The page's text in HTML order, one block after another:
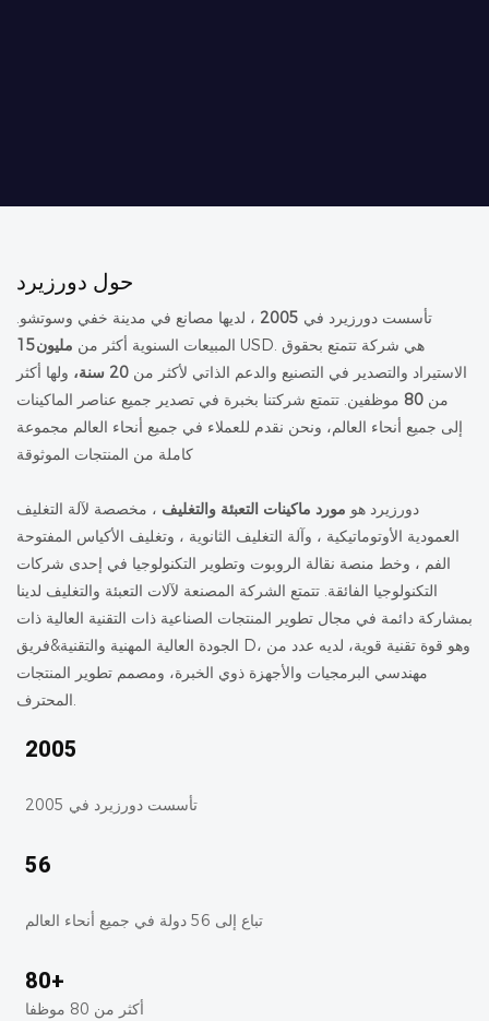
حول دورزيرد
تأسست دورزيرد في 2005 ، لديها مصانع في مدينة خفي وسوتشو.
المبيعات السنوية أكثر من USD. هي شركة تتمتع بحقوق
الاستيراد والتصدير في التصنيع والدعم الذاتي لأكثر من 20 سنة،
ولها أكثر
من 80 موظفين. تتمتع شركتنا بخبرة في تصدير جميع عناصر الماكينات
إلى جميع أنحاء العالم، ونحن نقدم للعملاء في جميع أنحاء العالم مجموعة
دورزيرد هو مورد ماكينات التعبئة والتغليف ، مخصصة لآلة التغليف
العمودية الأوتوماتيكية ، وآلة التغليف الثانوية ، وتغليف الأكياس المفتوحة
الفم ، وخط منصة نقالة الروبوت وتطوير التكنولوجيا في إحدى شركات
التكنولوجيا الفائقة. تتمتع الشركة المصنعة لآلات التعبئة والتغليف لدينا
بمشاركة دائمة في مجال تطوير المنتجات الصناعية ذات التقنية العالية ذات
الجودة العالية المهنية والتقنية&فريق D، وهو قوة تقنية قوية، لديه عدد من
مهندسي البرمجيات والأجهزة ذوي الخبرة، ومصمم تطوير المنتجات
المحترف.
2005
تأسست دورزيرد في 2005
56
تباع إلى 56 دولة في جميع أنحاء العالم
80+
أكثر من 80 موظفا